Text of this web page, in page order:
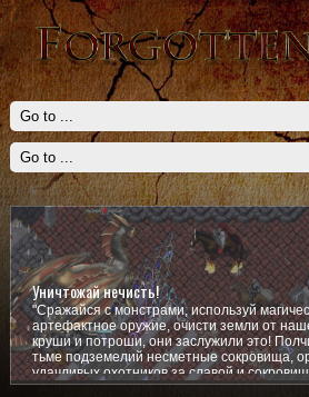
Уничтожай нечисть!
"Сражайся с монстрами, используй
артефактное оружие, очисти земли от
круши и потроши, они заслужили это!
тьме подземелий несметные сокровища,
удачливых охотников за славой и
покажи им кто тут главный!